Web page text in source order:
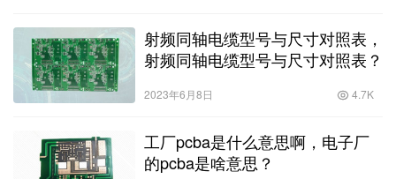
射频同轴电缆型号与尺寸对照表，
射频同轴电缆型号与尺寸对照表？
2023年6月8日 4.7K
工厂pcba是什么意思啊，电子厂
的pcba是啥意思？